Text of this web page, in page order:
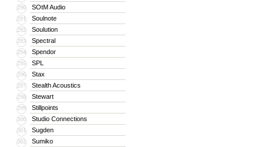
290 SOtM Audio
291 Soulnote
292 Soulution
293 Spectral
294 Spendor
295 SPL
296 Stax
297 Stealth Acoustics
298 Stewart
299 Stillpoints
300 Studio Connections
301 Sugden
302 Sumiko